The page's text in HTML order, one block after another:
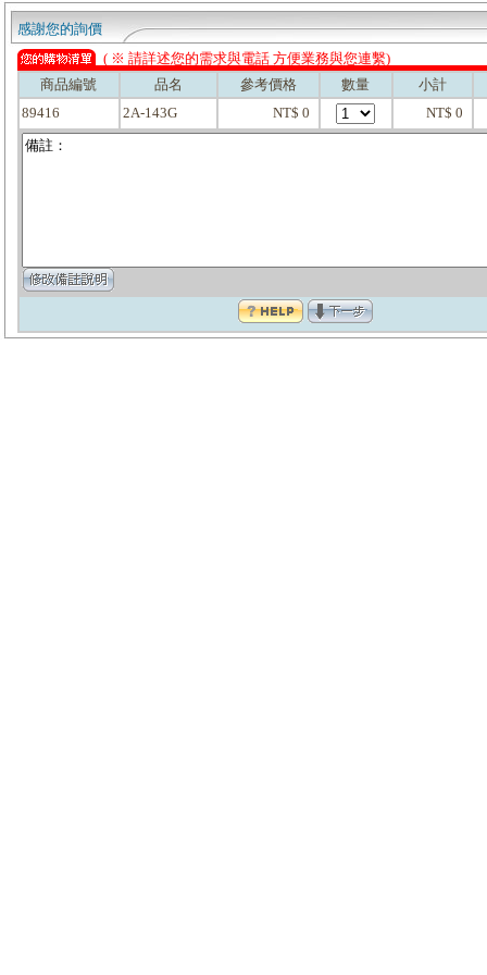
感謝您的詢價
( ※ 請詳述您的需求與電話 方便業務與您連繫)
商品編號
品名 參考價格 數量
小計
89416
2A-143G NT$ 0 NT$ 0